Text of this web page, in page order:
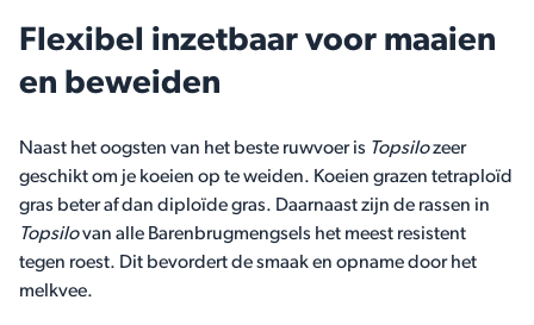
Flexibel inzetbaar voor maaien
en beweiden
Naast het oogsten van het beste ruwvoer is Topsilozeer
geschikt om je koeien op te weiden. Koeien grazen tetraploïd
gras beter af dan diploïde gras. Daarnaast zijn de rassen in
Topsilovan alle Barenbrugmengsels het meest resistent
tegen roest. Dit bevordert de smaak en opname door het
melkvee.